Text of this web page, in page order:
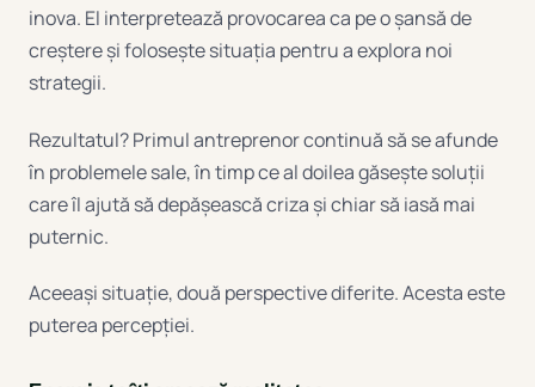
inova. El interpretează provocarea ca pe o șansă de
creștere și folosește situația pentru a explora noi
strategii.
Rezultatul? Primul antreprenor continuă să se afunde
în problemele sale, în timp ce al doilea găsește soluții
care îl ajută să depășească criza și chiar să iasă mai
puternic.
Aceeași situație, două perspective diferite. Acesta este
puterea percepției.